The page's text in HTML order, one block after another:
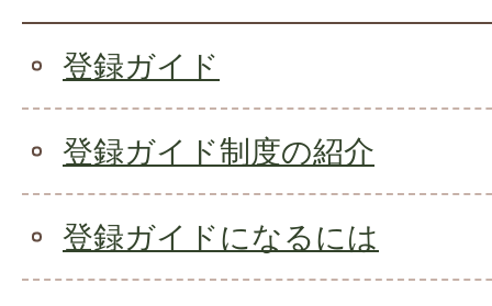
登録ガイド
登録ガイド制度の紹介
登録ガイドになるには